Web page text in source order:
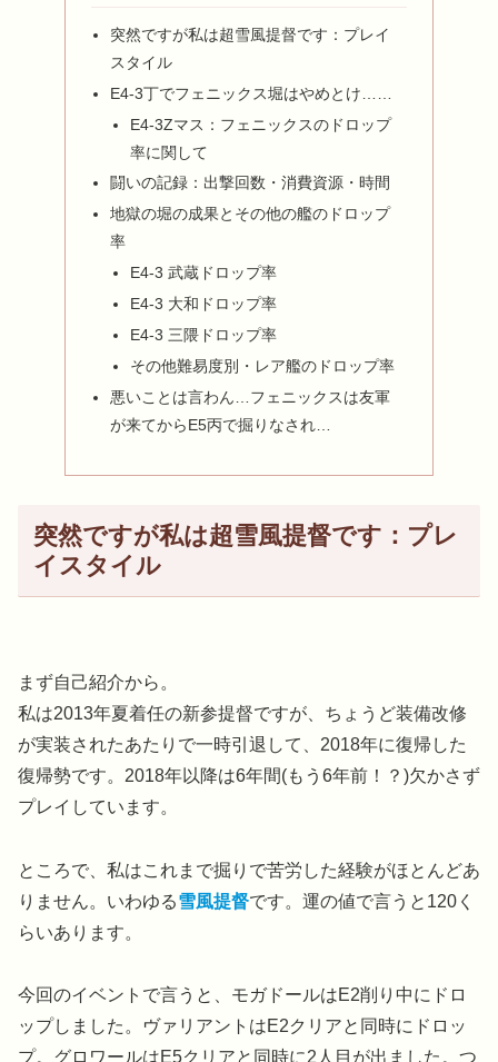
突然ですが私は超雪風提督です：プレイ
スタイル
E4-3丁でフェニックス堀はやめとけ……
E4-3Zマス：フェニックスのドロップ
率に関して
闘いの記録：出撃回数・消費資源・時間
地獄の堀の成果とその他の艦のドロップ
率
E4-3 武蔵ドロップ率
E4-3 大和ドロップ率
E4-3 三隈ドロップ率
その他難易度別・レア艦のドロップ率
悪いことは言わん…フェニックスは友軍
が来てからE5丙で掘りなされ…
突然ですが私は超雪風提督です：プレ
イスタイル
まず自己紹介から。
私は2013年夏着任の新参提督ですが、ちょうど装備改修
が実装されたあたりで一時引退して、2018年に復帰した
復帰勢です。2018年以降は6年間(もう6年前！？)欠かさず
プレイしています。
ところで、私はこれまで掘りで苦労した経験がほとんどあ
りません。いわゆる雪風提督です。運の値で言うと120く
らいあります。
今回のイベントで言うと、モガドールはE2削り中にドロ
ップしました。ヴァリアントはE2クリアと同時にドロッ
プ。グロワールはE5クリアと同時に2人目が出ました。つ